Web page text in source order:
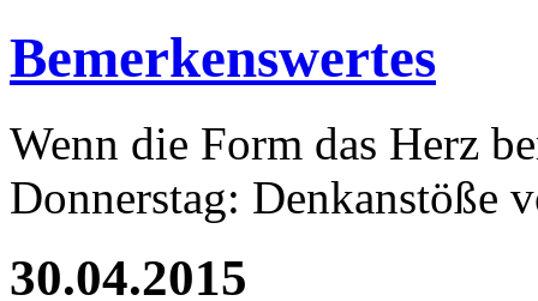
Bemerkenswertes
Wenn die Form das Herz
Donnerstag: Denkanstöße
30.04.2015